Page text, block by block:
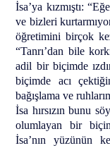
İsa’ya kızmıştı:
ve bizleri
öğretimini birçok
“Tanrı’dan bile
adil bir biçimde
biçimde acı
bağışlama ve
İsa hırsızın bunu
olumlayan bir
İsa’nın yüzünün